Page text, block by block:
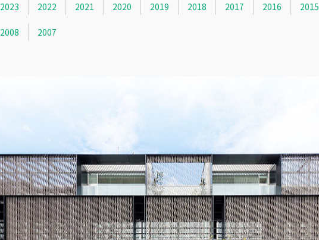
2023 2022 2021 2020 2019 2018 2017 2016 2015
2008 2007